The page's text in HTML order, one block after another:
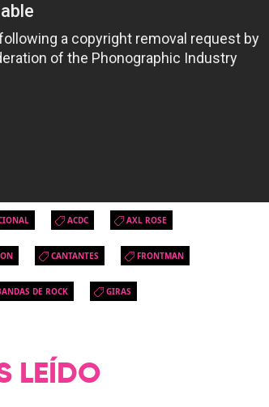
ACDC AXL ROSE
CANTANTES FRONTMAN
DE ROCK GIRAS
LEÍDO